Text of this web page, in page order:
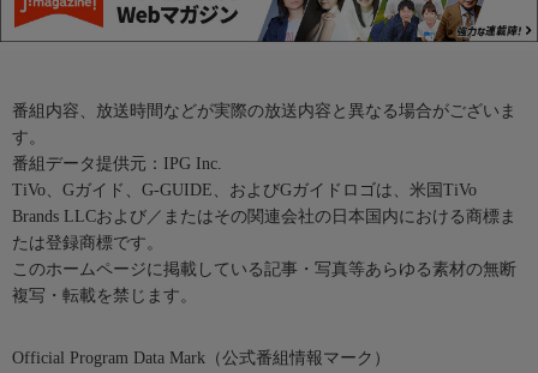
番組内容、放送時間などが実際の放送内容と異なる場合がございま
す。
番組データ提供元：IPG Inc.
TiVo、Gガイド、G-GUIDE、およびGガイドロゴは、米国TiVo
Brands LLCおよび／またはその関連会社の日本国内における商標ま
たは登録商標です。
このホームページに掲載している記事・写真等あらゆる素材の無断
複写・転載を禁じます。
Official Program Data Mark（公式番組情報マーク）